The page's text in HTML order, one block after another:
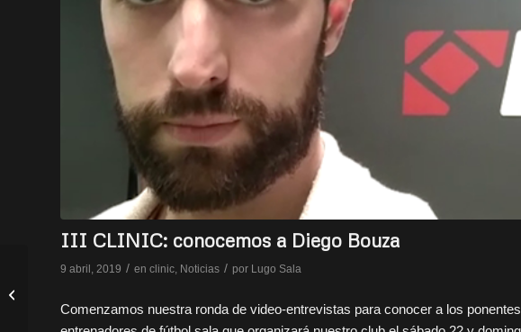
III CLINIC: conocemos a Diego Bouza
9 abril, 2019 / en clinic, Noticias / por Lugo Sala
Comenzamos nuestra ronda de video-entrevistas para conocer a los
Victorias de juvenil e
cadete: resultados